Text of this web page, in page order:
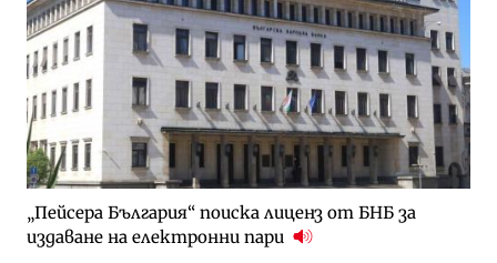
„Пейсера България“ поиска лиценз от БНБ за
издаване на електронни пари